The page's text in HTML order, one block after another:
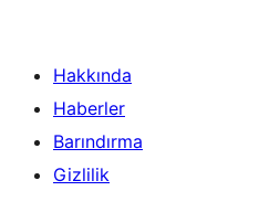
Hakkında
Haberler
Barındırma
Gizlilik